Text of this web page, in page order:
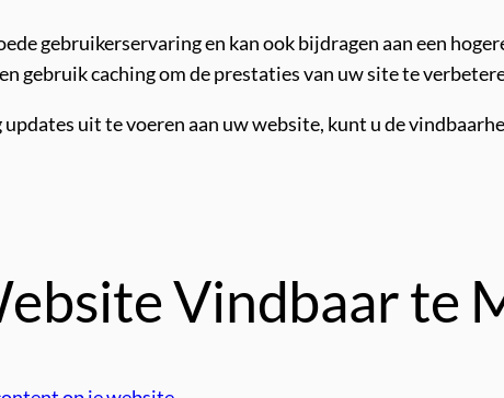
gebruikerservaring en kan ook bijdragen aan een
gebruik caching om de prestaties van uw site te
uit te voeren aan uw website, kunt u de
Vindbaar te